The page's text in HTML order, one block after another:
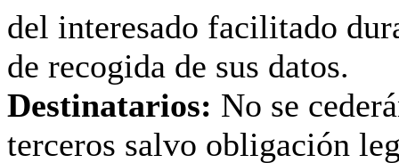
del interesado facilitado
de recogida de sus datos.
Destinatarios: No se
terceros salvo obligación